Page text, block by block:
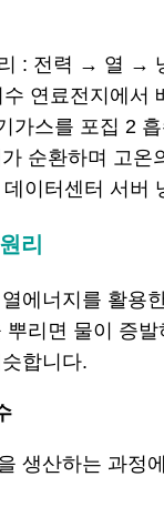
리
에너지를 활용
뿌리면 물이 증
합니다.
생산하는 과정